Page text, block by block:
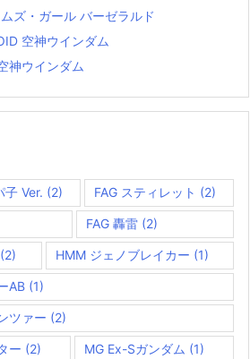
ズ・ガール バーゼラルド
空神ウインダム
神ウインダム
子 Ver. (2) FAG スティレット (2)
FAG 轟雷 (2)
(2) HMM ジェノブレイカー (1)
AB (1)
ツァー (2)
ー (2) MG Ex-Sガンダム (1)